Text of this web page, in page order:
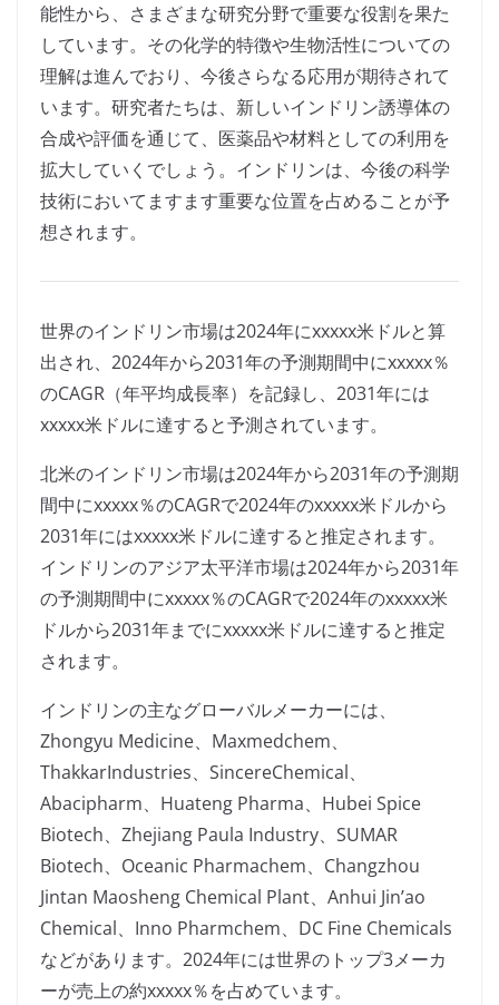
能性から、さまざまな研究分野で重要な役割を果た
しています。その化学的特徴や生物活性についての
理解は進んでおり、今後さらなる応用が期待されて
います。研究者たちは、新しいインドリン誘導体の
合成や評価を通じて、医薬品や材料としての利用を
拡大していくでしょう。インドリンは、今後の科学
技術においてますます重要な位置を占めることが予
想されます。
世界のインドリン市場は2024年にxxxxx米ドルと算
出され、2024年から2031年の予測期間中にxxxxx％
のCAGR（年平均成長率）を記録し、2031年には
xxxxx米ドルに達すると予測されています。
北米のインドリン市場は2024年から2031年の予測期
間中にxxxxx％のCAGRで2024年のxxxxx米ドルから
2031年にはxxxxx米ドルに達すると推定されます。
インドリンのアジア太平洋市場は2024年から2031年
の予測期間中にxxxxx％のCAGRで2024年のxxxxx米
ドルから2031年までにxxxxx米ドルに達すると推定
されます。
インドリンの主なグローバルメーカーには、
Zhongyu Medicine、Maxmedchem、
ThakkarIndustries、SincereChemical、
Abacipharm、Huateng Pharma、Hubei Spice
Biotech、Zhejiang Paula Industry、SUMAR
Biotech、Oceanic Pharmachem、Changzhou
Jintan Maosheng Chemical Plant、Anhui Jin’ao
Chemical、Inno Pharmchem、DC Fine Chemicals
などがあります。2024年には世界のトップ3メーカ
ーが売上の約xxxxx％を占めています。